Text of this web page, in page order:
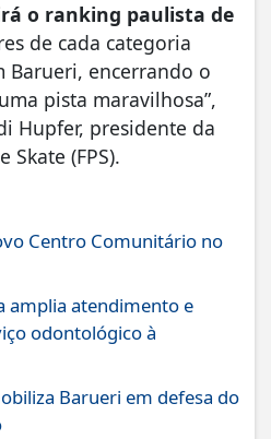
o ranking paulista de
de cada categoria
Barueri, encerrando o
pista maravilhosa”,
Hupfer, presidente da
Skate (FPS).
Centro Comunitário no
amplia atendimento e
odontológico à
Barueri em defesa do